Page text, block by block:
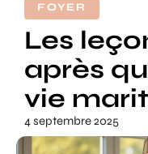
FOYER
Les
après
vie
4 septembre 2025